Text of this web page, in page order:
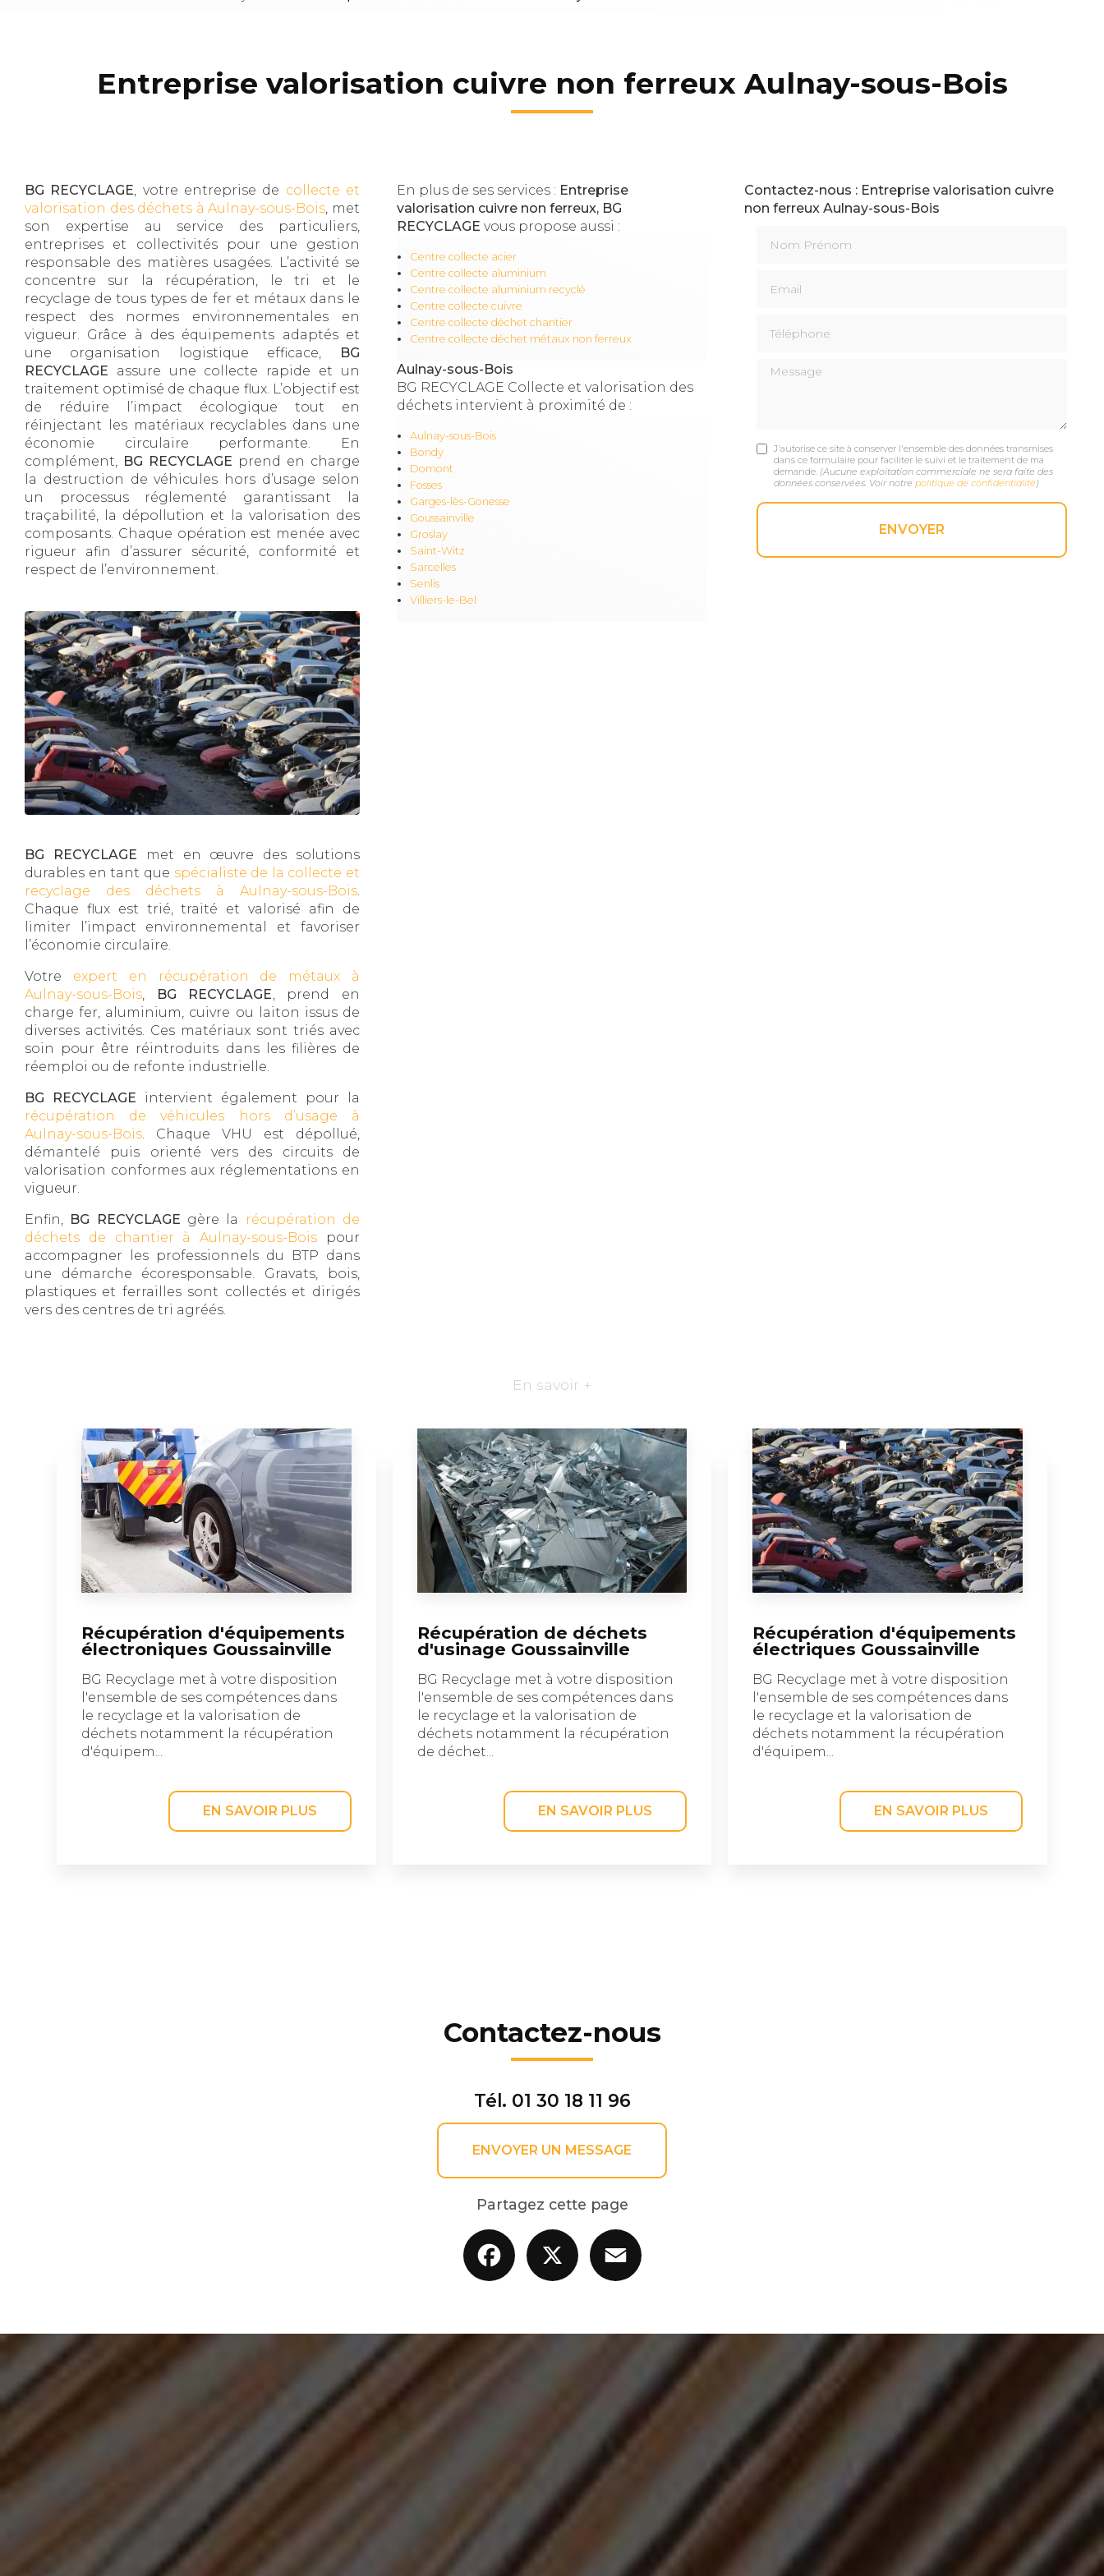
Entreprise valorisation cuivre non ferreux Aulnay-sous-Bois
BG RECYCLAGE, votre entreprise de collecte et
valorisation des déchets à Aulnay-sous-Bois, met
son expertise au service des particuliers,
entreprises et collectivités pour une gestion
responsable des matières usagées. L’activité se
concentre sur la récupération, le tri et le
recyclage de tous types de fer et métaux dans le
respect des normes environnementales en
vigueur. Grâce à des équipements adaptés et
une organisation logistique efficace,
BG
RECYCLAGE assure une collecte rapide et un
traitement optimisé de chaque flux. L’objectif est
de réduire l’impact écologique tout en
réinjectant les matériaux recyclables dans une
économie circulaire performante. En
complément, BG RECYCLAGE prend en charge
la destruction de véhicules hors d’usage selon
un processus réglementé garantissant la
traçabilité, la dépollution et la valorisation des
composants. Chaque opération est menée avec
rigueur afin d’assurer sécurité, conformité et
respect de l’environnement.
BG RECYCLAGE met en œuvre des solutions
durables en tant que spécialiste de la collecte et
recyclage des déchets à Aulnay-sous-Bois.
Chaque flux est trié, traité et valorisé afin de
limiter l’impact environnemental et favoriser
l’économie circulaire.
Votre expert en récupération de métaux à
Aulnay-sous-Bois, BG RECYCLAGE, prend en
charge fer, aluminium, cuivre ou laiton issus de
diverses activités. Ces matériaux sont triés avec
soin pour être réintroduits dans les filières de
réemploi ou de refonte industrielle.
BG RECYCLAGE intervient également pour la
récupération de véhicules hors d’usage à
Aulnay-sous-Bois. Chaque VHU est dépollué,
démantelé puis orienté vers des circuits de
valorisation conformes aux réglementations en
vigueur.
Enfin, BG RECYCLAGE gère la
récupération de
déchets de chantier à Aulnay-sous-Bois pour
accompagner les professionnels du BTP dans
une démarche écoresponsable. Gravats, bois,
plastiques et ferrailles sont collectés et dirigés
vers des centres de tri agréés.
En plus de ses services : Entreprise
valorisation cuivre non ferreux, BG
RECYCLAGE vous propose aussi :
Centre collecte acier
Centre collecte aluminium
Centre collecte aluminium recyclé
Centre collecte cuivre
Centre collecte déchet chantier
Centre collecte déchet métaux non ferreux
Aulnay-sous-Bois
BG RECYCLAGE Collecte et valorisation des
déchets intervient à proximité de :
Aulnay-sous-Bois
Bondy
Domont
Fosses
Garges-lès-Gonesse
Goussainville
Groslay
Saint-Witz
Sarcelles
Senlis
Villiers-le-Bel
Contactez-nous : Entreprise valorisation cuivre
non ferreux Aulnay-sous-Bois
Message
J'autorise ce site à conserver l'ensemble des données transmises
dans ce formulaire pour faciliter le suivi et le traitement de ma
demande. (Aucune exploitation commerciale ne sera faite des
données conservées. Voir notre politique de confidentialité )
En savoir +
Récupération d'équipements
électroniques Goussainville
BG Recyclage met à votre disposition
l'ensemble de ses compétences dans
le recyclage et la valorisation de
déchets notamment la récupération
d'équipem...
EN SAVOIR PLUS
Récupération de déchets
d'usinage Goussainville
BG Recyclage met à votre disposition
l'ensemble de ses compétences dans
le recyclage et la valorisation de
déchets notamment la récupération
de déchet...
EN SAVOIR PLUS
Récupération d'équipements
électriques Goussainville
BG Recyclage met à votre disposition
l'ensemble de ses compétences dans
le recyclage et la valorisation de
déchets notamment la récupération
d'équipem...
EN SAVOIR PLUS
Contactez-nous
Tél. 01 30 18 11 96
ENVOYER UN MESSAGE
Partagez cette page
Facebook